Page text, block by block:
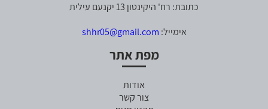
כתובת: רח' היקינטון 13 יקנעם עילית
אימייל: shhr05@gmail.com
מפת אתר
אודות
צור קשר